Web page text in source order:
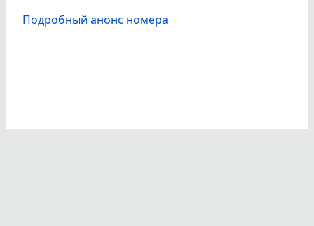
Подробный анонс номера